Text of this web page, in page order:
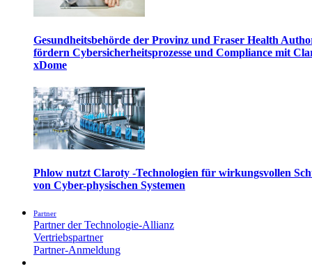
Gesundheitsbehörde der Provinz und Fraser Health
fördern Cybersicherheitsprozesse und Compliance mit
xDome
Phlow nutzt Claroty -Technologien für wirkungsvollen
von Cyber-physischen Systemen
Partner
Partner der Technologie-Allianz
Vertriebspartner
Partner-Anmeldung